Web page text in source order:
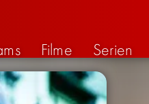
Filme Serien